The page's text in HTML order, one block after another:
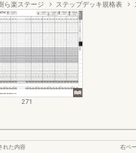
ら楽ステージ ステップデッキ規格表
271
れた内容
右ペ